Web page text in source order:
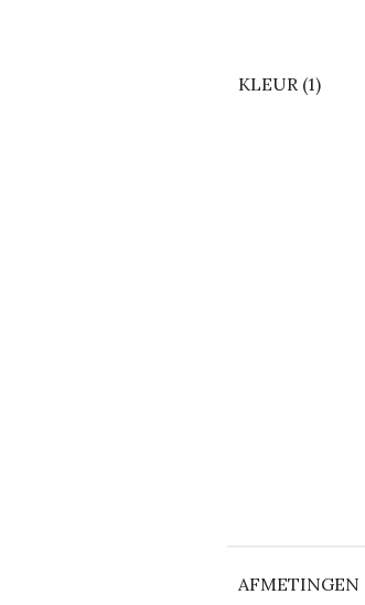
KLEUR (1)
AFMETINGEN